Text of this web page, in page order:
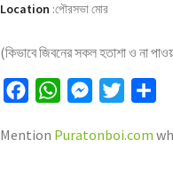
Location :পৌরসভা মোর
(কিভাবে জিবনের সকল হতাশা ও না
FacebookWhatsAppMessenger
Twitter
Mention Puratonboi.com